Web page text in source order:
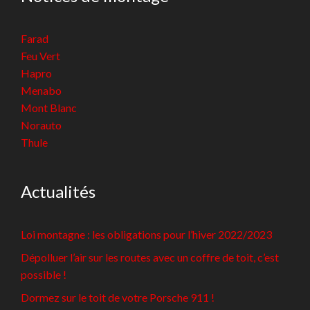
Farad
Feu Vert
Hapro
Menabo
Mont Blanc
Norauto
Thule
Actualités
Loi montagne : les obligations pour l’hiver 2022/2023
Dépolluer l’air sur les routes avec un coffre de toit, c’est
possible !
Dormez sur le toit de votre Porsche 911 !